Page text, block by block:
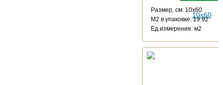
Размер, см: 10x60
М2 в упаковке: 19.92
Ед.измерения: м2